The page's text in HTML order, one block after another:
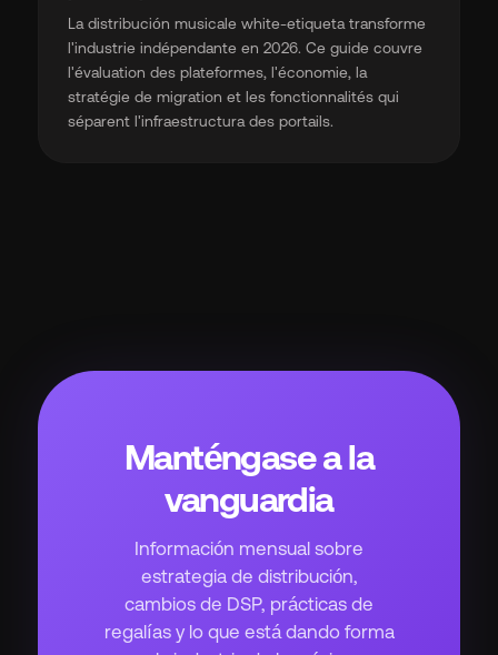
La distribución musicale white-etiqueta transforme
l'industrie indépendante en 2026. Ce guide couvre
l'évaluation des plateformes, l'économie, la
stratégie de migration et les fonctionnalités qui
séparent l'infraestructura des portails.
Manténgase a la
vanguardia
Información mensual sobre
estrategia de distribución,
cambios de DSP, prácticas de
regalías y lo que está dando forma